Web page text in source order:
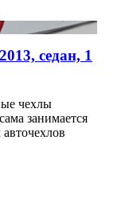
седан, 1
чехлы
занимается